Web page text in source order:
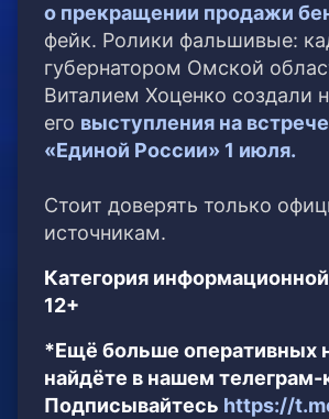
о прекращении продажи
фейк. Ролики фальшивые:
губернатором Омской
Виталием Хоценко создали
его выступления на
«Единой России» 1 июля.
Стоит доверять только
источникам.
Категория
12+
*Ещё больше оперативных
найдёте в нашем телеграм-
Подписывайтесь https://